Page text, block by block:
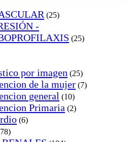
(25)
-
(25)
por imagen (25)
de la mujer (7)
general (10)
Primaria (2)
(6)